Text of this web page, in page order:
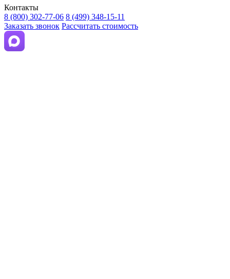
Контакты
8 (800) 302-77-06 8 (499) 348-15-11
Заказать звонок Рассчитать стоимость